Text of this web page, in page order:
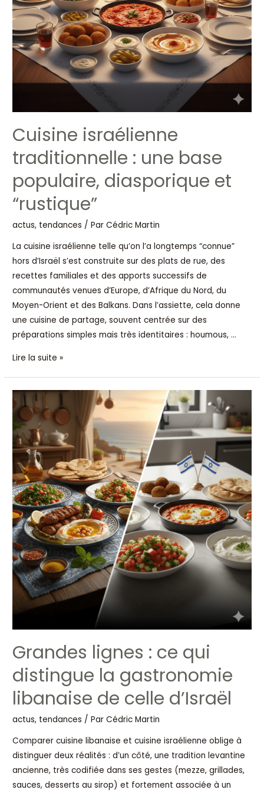
Cuisine israélienne
traditionnelle : une base
populaire, diasporique et
“rustique”
actus, tendances / ParCédric Martin
La cuisine israélienne telle qu’on l’a longtemps “connue”
hors d’Israël s’est construite sur des plats de rue, des
recettes familiales et des apports successifs de
communautés venues d’Europe, d’Afrique du Nord, du
Moyen-Orient et des Balkans. Dans l’assiette, cela donne
une cuisine de partage, souvent centrée sur des
préparations simples mais très identitaires : houmous, …
“rustique”
Lire la suite »
Grandes lignes : ce qui
distingue la gastronomie
libanaise de celle d’Israël
actus, tendances / ParCédric Martin
Comparer cuisine libanaise et cuisine israélienne oblige à
distinguer deux réalités : d’un côté, une tradition levantine
ancienne, très codifiée dans ses gestes (mezze, grillades,
sauces, desserts au sirop) et fortement associée à un
Grandes
lignes
ce
qui
distingue
la
gastronomie
libanaise
de
celle
d’Israël